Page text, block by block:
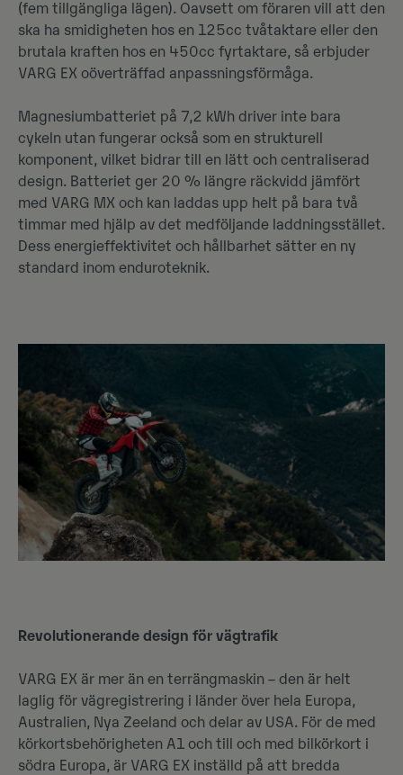
(fem tillgängliga lägen). Oavsett om föraren vill att den
ska ha smidigheten hos en 125cc tvåtaktare eller den
brutala kraften hos en 450cc fyrtaktare, så erbjuder
VARG EX oöverträffad anpassningsförmåga.
Magnesiumbatteriet på 7,2 kWh driver inte bara
cykeln utan fungerar också som en strukturell
komponent, vilket bidrar till en lätt och centraliserad
design. Batteriet ger 20 % längre räckvidd jämfört
med VARG MX och kan laddas upp helt på bara två
timmar med hjälp av det medföljande laddningsstället.
Dess energieffektivitet och hållbarhet sätter en ny
standard inom enduroteknik.
Revolutionerande design för vägtrafik
VARG EX är mer än en terrängmaskin – den är helt
laglig för vägregistrering i länder över hela Europa,
Australien, Nya Zeeland och delar av USA. För de med
körkortsbehörigheten A1 och till och med bilkörkort i
södra Europa, är VARG EX inställd på att bredda